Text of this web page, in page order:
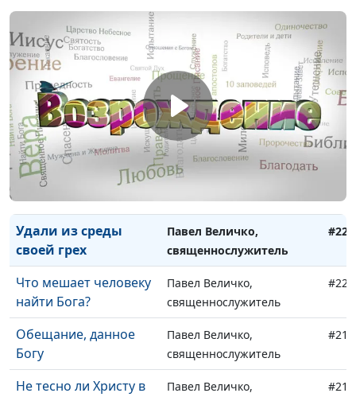
Религия и семья
священнослужитель
Ритм христианской
жизни
Павел Величко,
священнослужитель
#224
На какие жертвы ты
готов?
Павел Величко,
священнослужитель
#223
Пробуждение
начинается с меня
Павел Величко,
священнослужитель
Удали из среды
своей грех
Павел Величко,
священнослужитель
#221
Что мешает человеку
найти Бога?
Павел Величко,
священнослужитель
#220
Обещание, данное
Богу
Павел Величко,
священнослужитель
#219
Не тесно ли Христу в
Павел Величко,
#218